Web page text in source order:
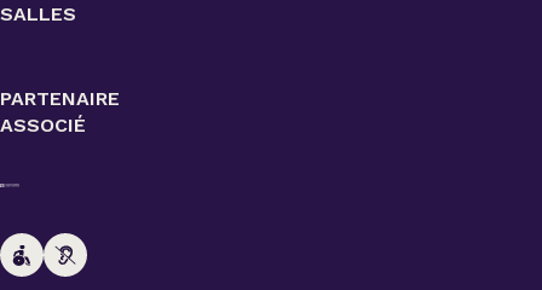
SALLES
PARTENAIRE
ASSOCIÉ